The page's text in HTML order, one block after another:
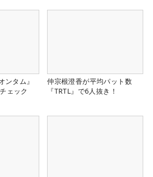
ンタム』
ェック
仲宗根澄香が平均パット数
『TRTL』で6人抜き！